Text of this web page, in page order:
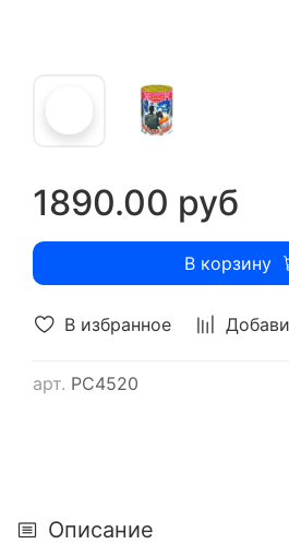
В избранное
арт. РС4520
1890.00 руб
В корзину
Описание